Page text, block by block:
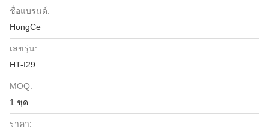
ชื่อแบรนด์:
HongCe
เลขรุ่น:
HT-I29
MOQ:
1 ชุด
ราคา: